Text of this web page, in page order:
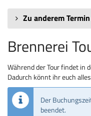
Zu anderem
Brennerei
Während der Tour findet in
Dadurch könnt ihr euch
Der
beendet.